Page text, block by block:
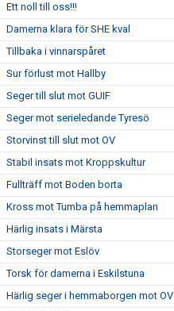
Ett noll till oss!!!
Damerna klara för SHE kval
Tillbaka i vinnarspåret
Sur förlust mot Hallby
Seger till slut mot GUIF
Seger mot serieledande Tyresö
Storvinst till slut mot OV
Stabil insats mot Kroppskultur
Fullträff mot Boden borta
Kross mot Tumba på hemmaplan
Härlig insats i Märsta
Storseger mot Eslöv
Torsk för damerna i Eskilstuna
Härlig seger i hemmaborgen mot OV